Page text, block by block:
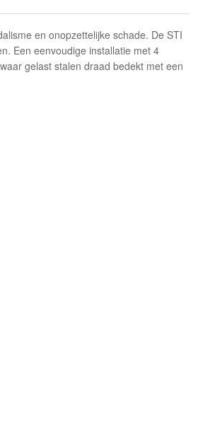
en onopzettelijke schade. De STI
Een eenvoudige installatie met 4
gelast stalen draad bedekt met een